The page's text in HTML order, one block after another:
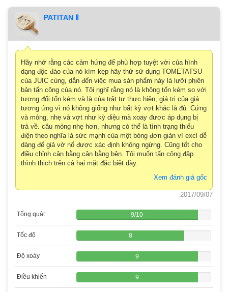
PATITAN Ⅱ
Hãy nhớ rằng các cảm hứng để phù hợp tuyệt vời của hình
dạng độc đáo của nó kìm kẹp hãy thử sử dụng TOMETATSU
của JUIC cùng, dẫn đến việc mua sản phẩm này là lưỡi phiên
bản tấn công của nó. Tôi nghĩ rằng nó là không tốn kém so với
tương đối tốn kém và là của trật tự thực hiện, giá trị của giá
tương ứng vì nó không giống như bất kỳ vợt khác là đủ. Cứng
và mỏng, nhẹ và vợt như kỳ diệu mà xoay được áp dụng bị
trả về. câu mỏng nhẹ hơn, nhưng có thể là tình trạng thiếu
điện theo nghĩa là sức mạnh của một bóng đơn giản vì excl dễ
dàng để giả vờ nổ được xác định không ngừng. Cũng tốt cho
điều chỉnh cân bằng cân bằng bên. Tôi muốn tấn công đập
thình thịch trên cả hai mặt đặc biệt dày.
Xem đánh giá gốc
2017/09/07
Tổng quát 9/10
Tốc độ 8
Độ xoáy 9
Điều khiển 9